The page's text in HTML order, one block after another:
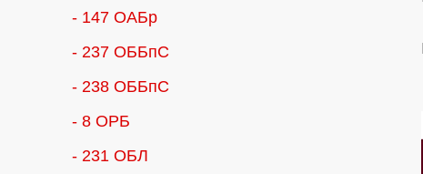
- 147 ОАБр
- 237 ОББпС
- 238 ОББпС
- 8 ОРБ
- 231 ОБЛ